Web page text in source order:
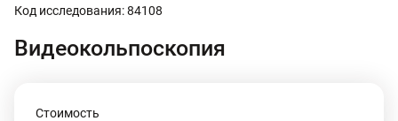
Код исследования: 84108
Видеокольпоскопия
Стоимость